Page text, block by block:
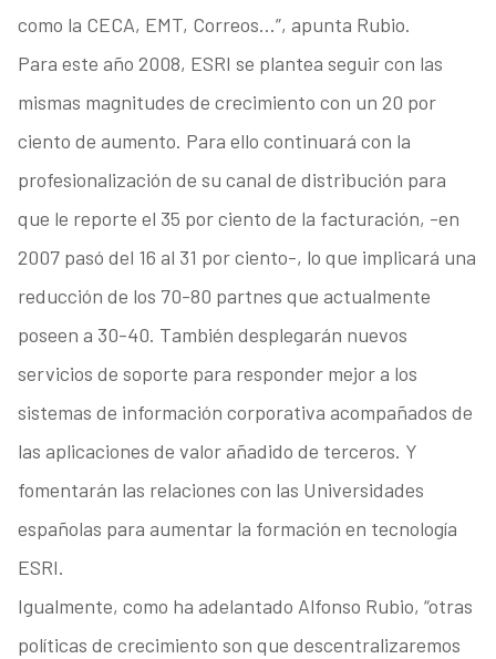
como la CECA, EMT, Correos…”, apunta Rubio.
Para este año 2008, ESRI se plantea seguir con las
mismas magnitudes de crecimiento con un 20 por
ciento de aumento. Para ello continuará con la
profesionalización de su canal de distribución para
que le reporte el 35 por ciento de la facturación, -en
2007 pasó del 16 al 31 por ciento-, lo que implicará una
reducción de los 70-80 partnes que actualmente
poseen a 30-40. También desplegarán nuevos
servicios de soporte para responder mejor a los
sistemas de información corporativa acompañados de
las aplicaciones de valor añadido de terceros. Y
fomentarán las relaciones con las Universidades
españolas para aumentar la formación en tecnología
ESRI.
Igualmente, como ha adelantado Alfonso Rubio, “otras
políticas de crecimiento son que descentralizaremos